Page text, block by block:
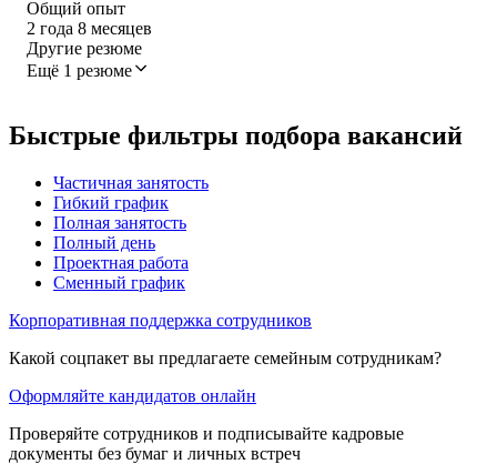
Общий опыт
2 года 8 месяцев
Другие резюме
Ещё 1 резюме
Быстрые фильтры подбора вакансий
Частичная занятость
Гибкий график
Полная занятость
Полный день
Проектная работа
Сменный график
Корпоративная поддержка сотрудников
Какой соцпакет вы предлагаете семейным сотрудникам?
Оформляйте кандидатов онлайн
Проверяйте сотрудников и подписывайте кадровые
документы без бумаг и личных встреч